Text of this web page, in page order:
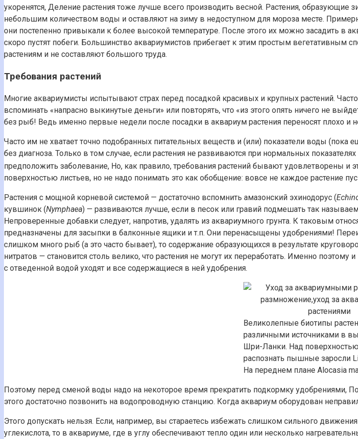
укоренятся, Деление растения тоже лучше всего производить весной. Растения,
небольшим количеством воды и оставляют на зиму в недоступном для мороза месте.
они постепенно привыкали к более высокой температуре. После этого их можно засадить в
скоро пустят побеги. Большинство аквариумистов прибегает к этим простым
растениям и не составляют большого труда.
Требования растений
Многие аквариумисты испытывают страх перед посадкой красивых и крупных растений.
вспоминать «напрасно выкинутые деньги» или повторять, что «из этого опять ничего не
без рыб! Ведь именно первые недели после посадки в аквариум растения переносят плохо и
Часто им не хватает точно подобранных питательных веществ и (или) показатели воды (пока
без диагноза. Только в том случае, если растения не развиваются при нормальных
предположить заболевание, Но, как правило, требования растений бывают удовлетворены
поверхностью листьев, но не надо понимать это как обобщение: вовсе не каждое растение
Растения с мощной корневой системой — достаточно вспомнить амазонский эхинодорус (
кувшинок (Nymphaea) — развиваются лучше, если в песок или гравий подмешать так
Непроверенные добавки следует, напротив, удалять из аквариумного грунта. К таковым
предназначены для засыпки в балконные ящики и т.п. Они перенасыщены удобрениями!
слишком много рыб (а это часто бывает), то содержание образующихся в результате
нитратов — становится столь велико, что растения не могут их переработать. Именно
с отведенной водой уходят и все содержащиеся в ней удобрения.
Великолепные биотипы
различными источниками в
Шри-Ланки. Над
распознать пышные заросли
На переднем плане Alocasia
Поэтому перед сменой воды надо на некоторое время прекратить подкормку удобрениями,
этого достаточно позвонить на водопроводную станцию. Когда аквариум оборудован
Этого допускать нельзя. Если, например, вы стараетесь избежать слишком сильного
углекислота, то в аквариуме, где в углу обеспечивают тепло один или несколько